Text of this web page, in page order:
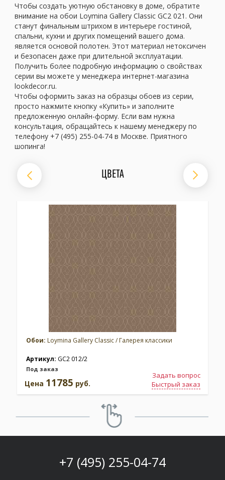
Чтобы создать уютную обстановку в доме, обратите
внимание на обои Loymina Gallery Classic GC2 021. Они
станут финальным штрихом в интерьере гостиной,
спальни, кухни и других помещений вашего дома.
является основой полотен. Этот материал нетоксичен
и безопасен даже при длительной эксплуатации.
Получить более подробную информацию о свойствах
серии вы можете у менеджера интернет-магазина
lookdecor.ru.
Чтобы оформить заказ на образцы обоев из серии,
просто нажмите кнопку «Купить» и заполните
предложенную онлайн-форму. Если вам нужна
консультация, обращайтесь к нашему менеджеру по
телефону +7 (495) 255-04-74 в Москве. Приятного
шопинга!
ЦВЕТА
Обои: Loymina Gallery Classic / Галерея классики
Артикул: GC2 012/2
Под заказ
Задать вопрос
Быстрый заказ
Цена 11785 руб.
+7 (495) 255-04-74